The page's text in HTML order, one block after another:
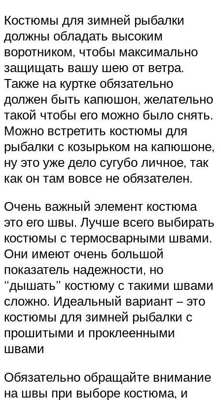
Костюмы для зимней рыбалки
должны обладать высоким
воротником, чтобы максимально
защищать вашу шею от ветра.
Также на куртке обязательно
должен быть капюшон, желательно
такой чтобы его можно было снять.
Можно встретить костюмы для
рыбалки с козырьком на капюшоне,
ну это уже дело сугубо личное, так
как он там вовсе не обязателен.
Очень важный элемент костюма
это его швы. Лучше всего выбирать
костюмы с термосварными швами.
Они имеют очень большой
показатель надежности, но
“дышать” костюму с такими швами
сложно. Идеальный вариант – это
костюмы для зимней рыбалки с
прошитыми и проклеенными
швами
Обязательно обращайте внимание
на швы при выборе костюма, и